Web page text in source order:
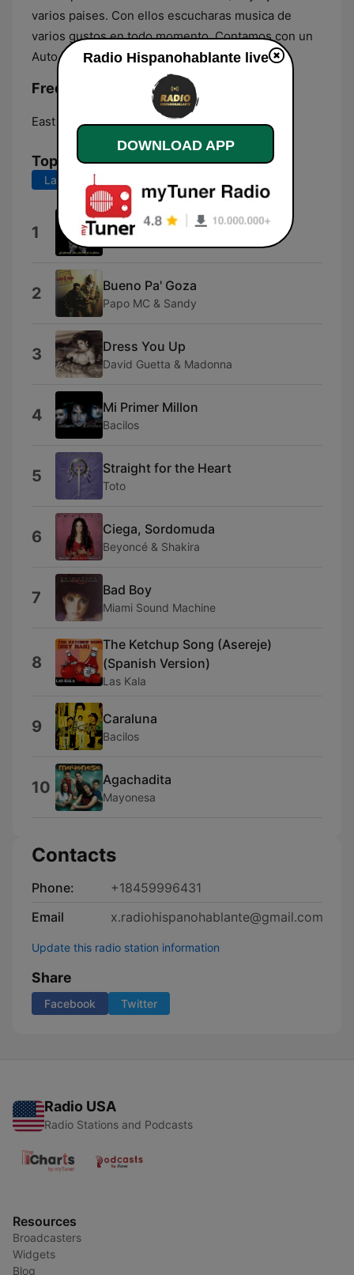
varios paises. Con ellos escucharas musica de
varios gustos en todo momento. Contamos con un
Auto Dj para que tengas musica 24/7.
Frequencies Radio Hispanohablante:
East New York: Online
Top Songs
Last 7 days
1 Guallando
2 Bueno Pa' Goza
Papo MC & Sandy
3 Dress You Up
David Guetta & Madonna
4 Mi Primer Millon
Bacilos
5 Straight for the Heart
Toto
6 Ciega, Sordomuda
Beyoncé & Shakira
7 Bad Boy
Miami Sound Machine
8
The Ketchup Song (Asereje)
(Spanish Version)
Las Kala
9 Caraluna
Bacilos
10 Agachadita
Mayonesa
Contacts
Phone:
+18459996431
Email
x.radiohispanohablante@gmail.com
Update this radio station information
Share
Facebook Twitter
Radio USA
Radio Stations and Podcasts
Resources
Broadcasters
Widgets
Blog
Radio Hispanohablante live
DOWNLOAD APP